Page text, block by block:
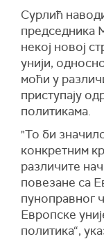
Сурлић
председника
некој новој
унији,
моћи у
приступају
политикама.
"То би
конкретним
различите
повезане са
пуноправног
Европске у
политика“,